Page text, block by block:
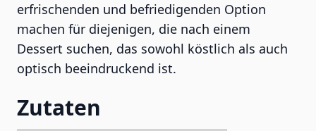
erfrischenden und befriedigenden Option
machen für diejenigen, die nach einem
Dessert suchen, das sowohl köstlich als auch
optisch beeindruckend ist.
Zutaten